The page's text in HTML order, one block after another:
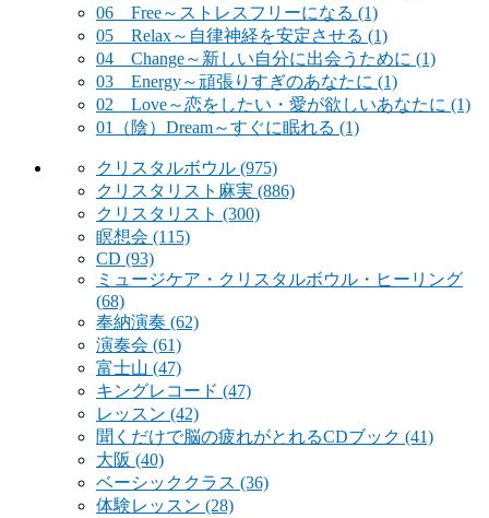
06 Free～ストレスフリーになる (1)
05 Relax～自律神経を安定させる (1)
04 Change～新しい自分に出会うために (1)
03 Energy～頑張りすぎのあなたに (1)
02 Love～恋をしたい・愛が欲しいあなたに (1)
01（陰）Dream～すぐに眠れる (1)
クリスタルボウル (975)
クリスタリスト麻実 (886)
クリスタリスト (300)
瞑想会 (115)
CD (93)
ミュージケア・クリスタルボウル・ヒーリング
(68)
奉納演奏 (62)
演奏会 (61)
富士山 (47)
キングレコード (47)
レッスン (42)
聞くだけで脳の疲れがとれるCDブック (41)
大阪 (40)
ベーシッククラス (36)
体験レッスン (28)